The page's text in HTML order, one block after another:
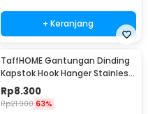
+ Keranjang
TaffHOME Gantungan Dinding
Kapstok Hook Hanger Stainless
Steel 201 - MT11
Rp8.300
Rp21.900 63%